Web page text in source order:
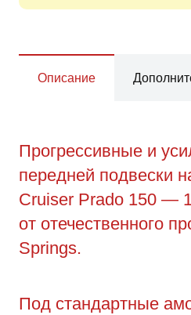
Описание
Прогрессивные и
передней подвески
Cruiser Prado 150 —
от отечественного
Springs.
Под стандартные